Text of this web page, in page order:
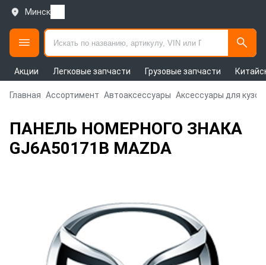
Минск
Акции Легковые запчасти Грузовые запчасти
Главная Ассортимент Автоаксессуары Аксессуары для
ПАНЕЛЬ НОМЕРНОГО ЗНАКА
GJ6A50171B MAZDA